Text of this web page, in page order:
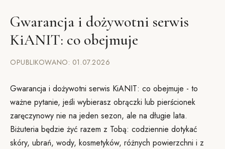
Gwarancja i dożywotni serwis
KiANIT: co obejmuje
OPUBLIKOWANO: 01.07.2026
Gwarancja i dożywotni serwis KiANIT: co obejmuje - to
ważne pytanie, jeśli wybierasz obrączki lub pierścionek
zaręczynowy nie na jeden sezon, ale na długie lata.
Biżuteria będzie żyć razem z Tobą: codziennie dotykać
skóry, ubrań, wody, kosmetyków, różnych powierzchni i z